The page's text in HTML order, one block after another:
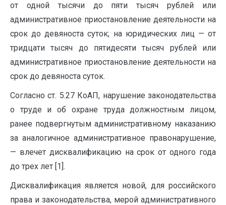
от одной тысячи до пяти тысяч рублей или
административное приостановление деятельности на
срок до девяноста суток; на юридических лиц — от
тридцати тысяч до пятидесяти тысяч рублей или
административное приостановление деятельности на
срок до девяноста суток.
Согласно ст. 5.27 КоАП, нарушение законодательства
о труде и об охране труда должностным лицом,
ранее подвергнутым административному наказанию
за аналогичное административное правонарушение,
— влечет дисквалификацию на срок от одного года
до трех лет [1].
Дисквалификация является новой, для российского
права и законодательства, мерой административного